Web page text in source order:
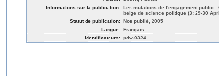
Informations sur la publication: Les mutations de l'engagement public
belge de science politique (3: 29-30
Statut de publication: Non publié, 2005
Langue: Français
Identificateurs: pdw-0324